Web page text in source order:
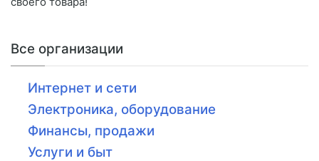
Все организации
Интернет и сети
Электроника, оборудование
Финансы, продажи
Услуги и быт